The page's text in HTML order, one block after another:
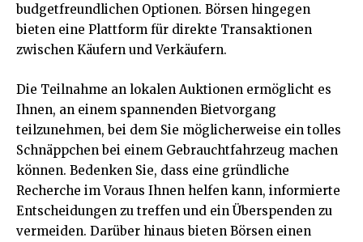
budgetfreundlichen Optionen. Börsen hingegen
bieten eine Plattform für direkte Transaktionen
zwischen Käufern und Verkäufern.
Die Teilnahme an lokalen Auktionen ermöglicht es
Ihnen, an einem spannenden Bietvorgang
teilzunehmen, bei dem Sie möglicherweise ein tolles
Schnäppchen bei einem Gebrauchtfahrzeug machen
können. Bedenken Sie, dass eine gründliche
Recherche im Voraus Ihnen helfen kann, informierte
Entscheidungen zu treffen und ein Überspenden zu
vermeiden. Darüber hinaus bieten Börsen einen